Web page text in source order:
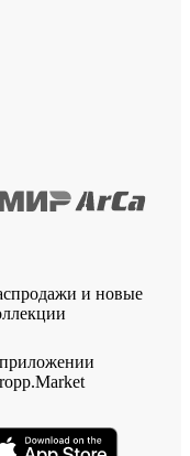
и новые